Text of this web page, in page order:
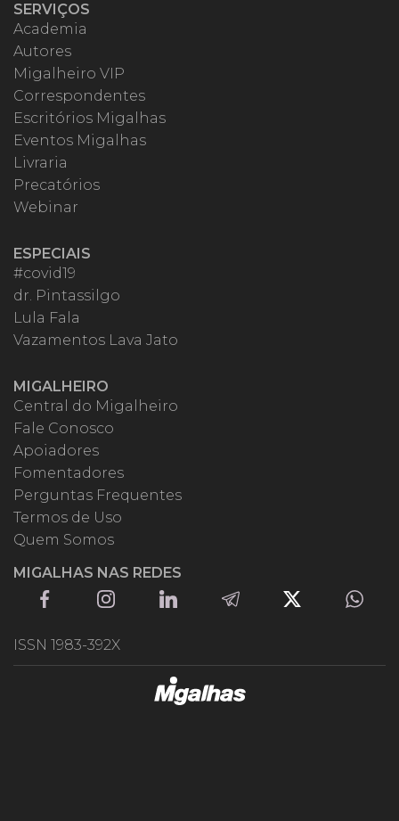
SERVIÇOS
Academia
Autores
Migalheiro VIP
Correspondentes
Escritórios Migalhas
Eventos Migalhas
Livraria
Precatórios
Webinar
ESPECIAIS
#covid19
dr. Pintassilgo
Lula Fala
Vazamentos Lava Jato
MIGALHEIRO
Central do Migalheiro
Fale Conosco
Apoiadores
Fomentadores
Perguntas Frequentes
Termos de Uso
Quem Somos
MIGALHAS NAS REDES
ISSN 1983-392X